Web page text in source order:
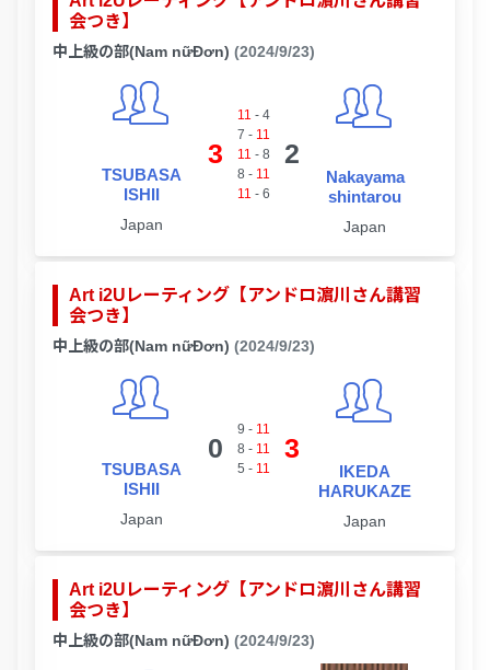
会つき】
中上級の部(Nam nữĐơn) (2024/9/23)
TSUBASA
ISHII
Japan
3
11 - 4
7 - 11
11 - 8
8 - 11
11 - 6
2
Nakayama
shintarou
Japan
Art i2Uレーティング【アンドロ濵川さん講習
会つき】
中上級の部(Nam nữĐơn) (2024/9/23)
TSUBASA
ISHII
Japan
0
9 - 11
8 - 11
5 - 11
3
IKEDA
HARUKAZE
Japan
Art i2Uレーティング【アンドロ濵川さん講習
会つき】
中上級の部(Nam nữĐơn) (2024/9/23)